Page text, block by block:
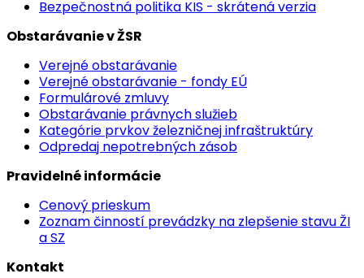
Bezpečnostná politika KIS - skrátená verzia
Obstarávanie v ŽSR
Verejné obstarávanie
Verejné obstarávanie - fondy EÚ
Formulárové zmluvy
Obstarávanie právnych služieb
Kategórie prvkov železničnej infraštruktúry
Odpredaj nepotrebných zásob
Pravidelné informácie
Cenový prieskum
Zoznam činností prevádzky na zlepšenie stavu ŽI
a SZ
Kontakt